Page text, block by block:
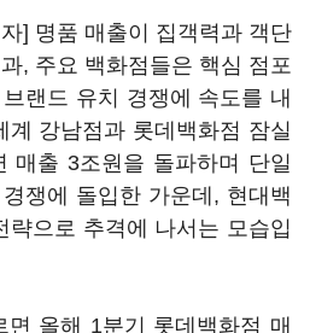
] 명품 매출이 집객력과 객단
, 주요 백화점들은 핵심 점포
랜드 유치 경쟁에 속도를 내
계 강남점과 롯데백화점 잠실
매출 3조원을 돌파하며 단일
쟁에 돌입한 가운데, 현대백
으로 추격에 나서는 모습입
올해 1분기 롯데백화점 매